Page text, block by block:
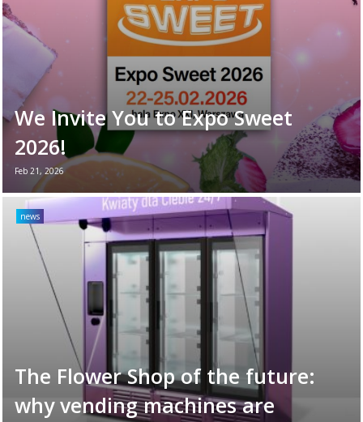
We Invite You to Expo Sweet
2026!
Feb 21, 2026
We are very pleased to inform you that
from 22 – 25 February, we will be
participating as exhibitors at Expo Sweet
2026 at EXPO XXI ...
Read more →
news
The Flower Shop of the future:
why vending machines are